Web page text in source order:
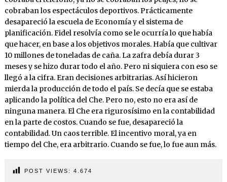
cobraban los espectáculos deportivos. Prácticamente
desapareció la escuela de Economía y el sistema de
planificación. Fidel resolvía como se le ocurría lo que había
que hacer, en base a los objetivos morales. Había que cultivar
10 millones de toneladas de caña. La zafra debía durar 3
meses y se hizo durar todo el año. Pero ni siquiera con eso se
llegó a la cifra. Eran decisiones arbitrarias. Así hicieron
mierda la producción de todo el país. Se decía que se estaba
aplicando la política del Che. Pero no, esto no era así de
ninguna manera. El Che era rigurosísimo en la contabilidad
en la parte de costos. Cuando se fue, desapareció la
contabilidad. Un caos terrible. El incentivo moral, ya en
tiempo del Che, era arbitrario. Cuando se fue, lo fue aun más.
POST VIEWS: 4.674